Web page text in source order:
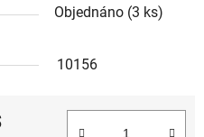
Objednáno (3 ks)
10156